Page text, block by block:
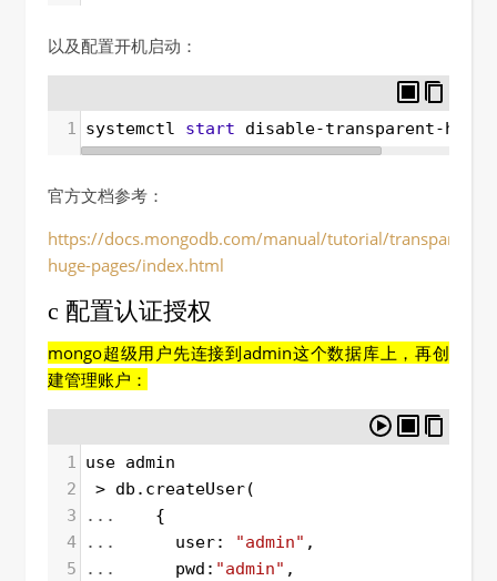
以及配置开机启动：
1 systemctl start disable-transparent-huge-
官方文档参考：
https://docs.mongodb.com/manual/tutorial/transparent-
huge-pages/index.html
c 配置认证授权
mongo超级用户先连接到admin这个数据库上，再创
建管理账户：
1 use admin
2
> db . createUser(
3
...
    {
4
... user: "admin" ,
5
... pwd : "admin" ,